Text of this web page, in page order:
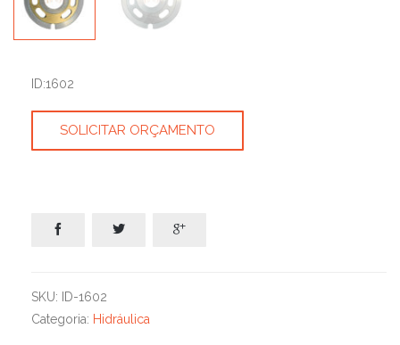
ID:1602
SOLICITAR ORÇAMENTO
  
SKU:
ID-1602
Categoria: Hidráulica